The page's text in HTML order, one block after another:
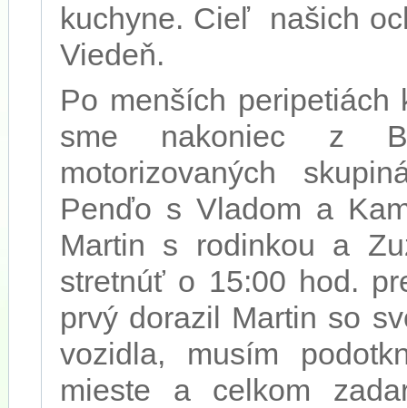
kuchyne. Cieľ našich
Viedeň.
Po menších
sme nakoniec z
motorizovaných
Penďo s Vladom a
Martin s rodinkou a
stretnúť o 15:00 hod.
prvý dorazil Martin so
vozidla, musím
mieste a celkom